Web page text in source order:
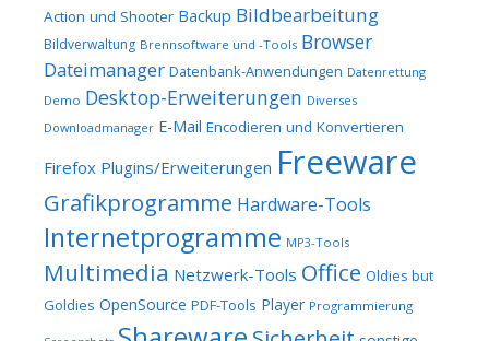
Action und Shooter Backup Bildbearbeitung
Bildverwaltung Brennsoftware und -Tools Browser
Dateimanager Datenbank-Anwendungen Datenrettung
Demo Desktop-Erweiterungen Diverses
Downloadmanager E-Mail Encodieren und Konvertieren
Firefox Plugins/Erweiterungen Freeware
Grafikprogramme Hardware-Tools
Internetprogramme MP3-Tools
Multimedia Netzwerk-Tools Office Oldies but
Goldies OpenSource PDF-Tools Player Programmierung